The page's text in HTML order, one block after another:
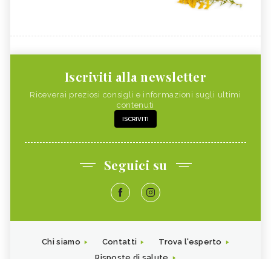
Iscriviti alla newsletter
Riceverai preziosi consigli e informazioni sugli ultimi
contenuti
ISCRIVITI
Seguici su
Chi siamo Contatti
Trova l'esperto